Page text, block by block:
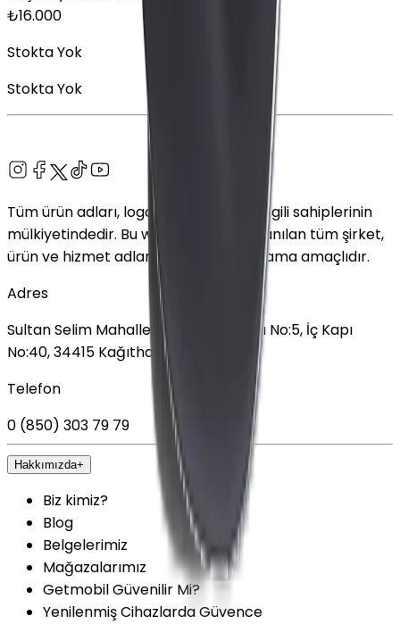
₺16.000
Stokta Yok
Stokta Yok
Tüm ürün adları, logolar ve markalar ilgili sahiplerinin
mülkiyetindedir. Bu web sitesinde kullanılan tüm şirket,
ürün ve hizmet adları yalnızca tanımlama amaçlıdır.
Adres
Sultan Selim Mahallesi, Lalegül Sokağı No:5, İç Kapı
No:40, 34415 Kağıthane/İstanbul
Telefon
0 (850) 303 79 79
Hakkımızda+
Biz kimiz?
Blog
Belgelerimiz
Mağazalarımız
Getmobil Güvenilir Mi?
Yenilenmiş Cihazlarda Güvence